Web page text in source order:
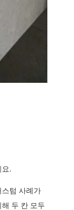
요.
스텀 사례가
두 칸 모두